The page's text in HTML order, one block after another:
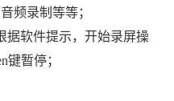
频录制等等；
据软件提示，开始录屏操
键暂停；